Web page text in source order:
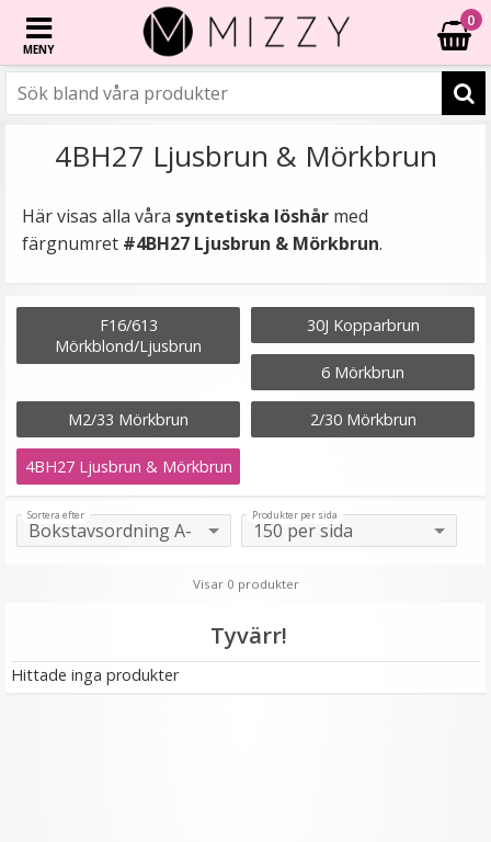
MENY
0
4BH27 Ljusbrun & Mörkbrun
Här visas alla våra syntetiska löshår med
färgnumret #4BH27 Ljusbrun & Mörkbrun.
F16/613
Mörkblond/Ljusbrun
30J Kopparbrun
6 Mörkbrun
M2/33 Mörkbrun 2/30 Mörkbrun
4BH27 Ljusbrun & Mörkbrun
Sortera efter Produkter per sida
Visar 0 produkter
Tyvärr!
Hittade inga produkter